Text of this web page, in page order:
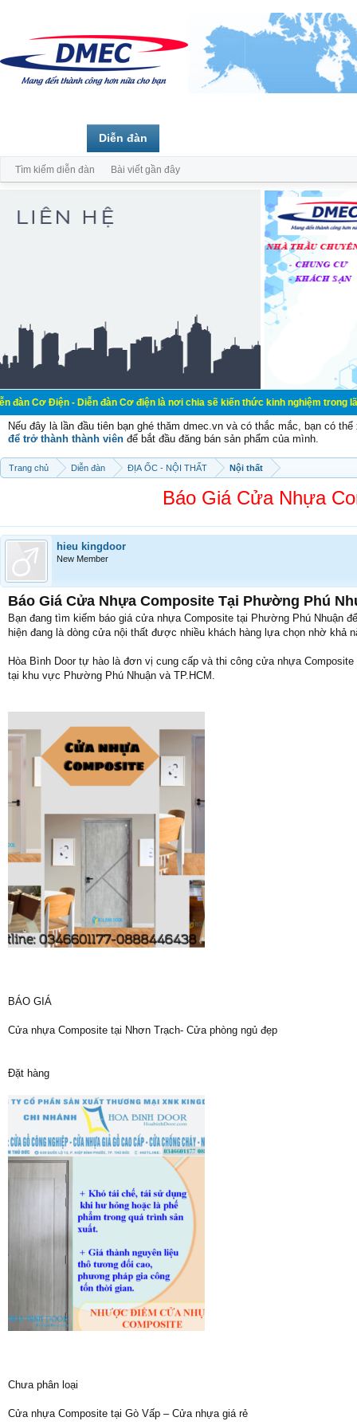
Cơ điện là nơi chia sẽ kiến thức kinh nghiệm trong lãnh vực cơ điện,
Nếu đây là lần đầu tiên bạn ghé thăm dmec.vn và có thắc mắc, bạn có
để trở thành thành viên để bắt đầu đăng bán sản phẩm của mình.
Trang chủ Diễn đàn ĐỊA ỐC - NỘI THẤT Nội thất
Báo Giá Cửa Nhựa
hieu kingdoor
New Member
Báo Giá Cửa Nhựa Composite Tại Phường Phú
Bạn đang tìm kiếm báo giá cửa nhựa Composite tại Phường Phú Nhuận
hiện đang là dòng cửa nội thất được nhiều khách hàng lựa chọn nhờ khả
Hòa Bình Door tự hào là đơn vị cung cấp và thi công cửa nhựa
tại khu vực Phường Phú Nhuận và TP.HCM.
BÁO GIÁ
Cửa nhựa Composite tại Nhơn Trạch- Cửa phòng ngủ đẹp
Đặt hàng
Chưa phân loại
Cửa nhựa Composite tại Gò Vấp – Cửa nhựa giá rẻ
Diễn đàn
Tìm kiếm diễn đàn Bài viết gần đây